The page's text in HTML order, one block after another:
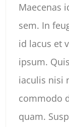
Maecenas
sem. In
id lacus et
ipsum.
iaculis nisi
commodo
quam.